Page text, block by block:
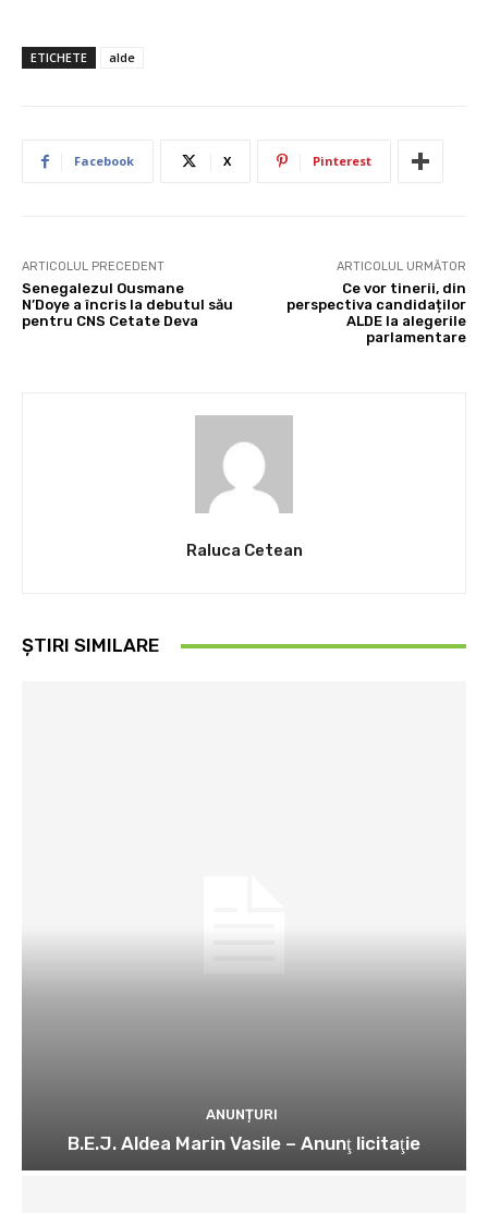
ETICHETE alde
Facebook X Pinterest
ARTICOLUL PRECEDENT
Senegalezul Ousmane
N’Doye a încris la debutul său
pentru CNS Cetate Deva
ARTICOLUL URMĂTOR
Ce vor tinerii, din
perspectiva candidaților
ALDE la alegerile
parlamentare
Raluca Cetean
ȘTIRI SIMILARE
ANUNȚURI
B.E.J. Aldea Marin Vasile – Anunţ licitaţie